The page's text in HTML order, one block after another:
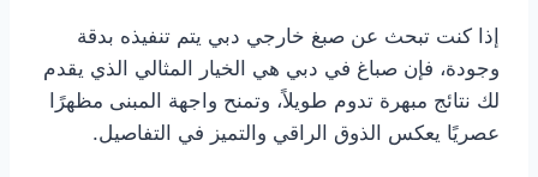
إذا كنت تبحث عن صبغ خارجي دبي يتم تنفيذه بدقة
وجودة، فإن صباغ في دبي هي الخيار المثالي الذي يقدم
لك نتائج مبهرة تدوم طويلاً، وتمنح واجهة المبنى مظهرًا
عصريًا يعكس الذوق الراقي والتميز في التفاصيل.